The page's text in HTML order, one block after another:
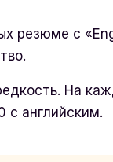
резюме с
На
с английским.